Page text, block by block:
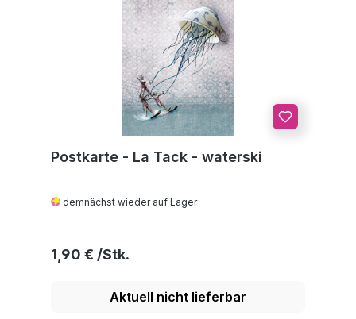
Postkarte - La Tack - waterski
demnächst wieder auf Lager
Regulärer Preis:
1,90 €
Aktuell nicht lieferbar